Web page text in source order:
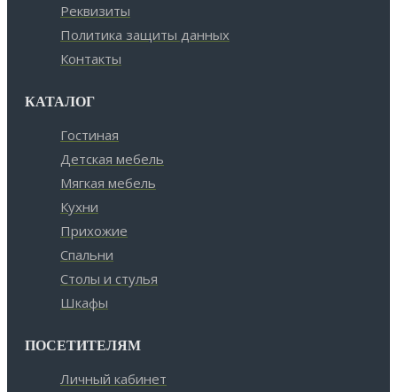
Реквизиты
Политика защиты данных
Контакты
КАТАЛОГ
Гостиная
Детская мебель
Мягкая мебель
Кухни
Прихожие
Спальни
Столы и стулья
Шкафы
ПОСЕТИТЕЛЯМ
Личный кабинет